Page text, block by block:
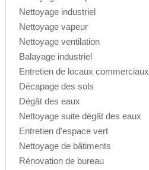
Nettoyage industriel
Nettoyage vapeur
Nettoyage ventilation
Balayage industriel
Entretien de locaux commerciaux
Décapage des sols
Dégât des eaux
Nettoyage suite dégât des eaux
Entretien d'espace vert
Nettoyage de bâtiments
Rénovation de bureau